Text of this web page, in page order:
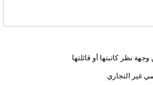
نظر كاتبتها أو قائلتها
غير التجاري